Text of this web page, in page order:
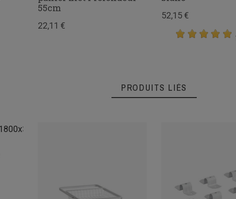
55cm
22,11 €
52,15 €
PRODUITS LIÉS